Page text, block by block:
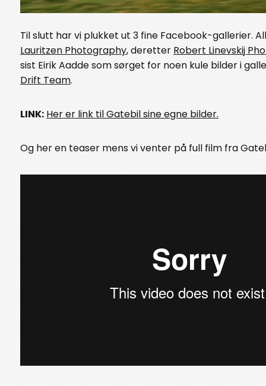
Til slutt har vi plukket ut 3 fine Facebook-gallerier.
Lauritzen Photography, deretter Robert Linevskij
sist Eirik Aadde som sørget for noen kule bilder i
Drift Team.
LINK: Her er link til Gatebil sine egne bilder.
Og her en teaser mens vi venter på full film fra